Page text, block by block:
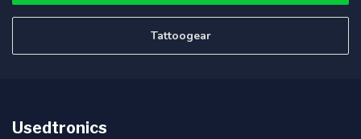
Tattoogear
Usedtronics